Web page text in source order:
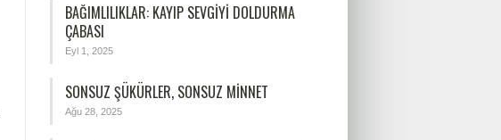
BAĞIMLILIKLAR: KAYIP SEVGIYI DOLDURMA
ÇABASI
Eyl 1, 2025
SONSUZ ŞÜKÜRLER, SONSUZ MINNET
Ağu 28, 2025